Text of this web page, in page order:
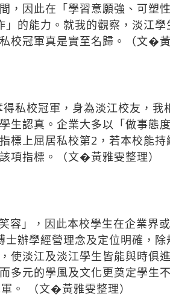
，因此在「學習意願強、可塑
的能力。就我的觀察，淡江
校冠軍真是實至名歸。（文�黃
私校冠軍，身為淡江校友，我
生認真。企業大多以「做事態
標上屈居私校第2，若本校能
項指標。（文�黃雅雯整理）
容」，因此本校學生在企業界
辦學經營理念及定位明確，
使淡江及淡江學生皆能與時俱
多元的學風及文化更奠定學生
。 （文�黃雅雯整理）